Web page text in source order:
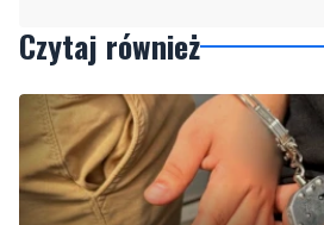
NOWE